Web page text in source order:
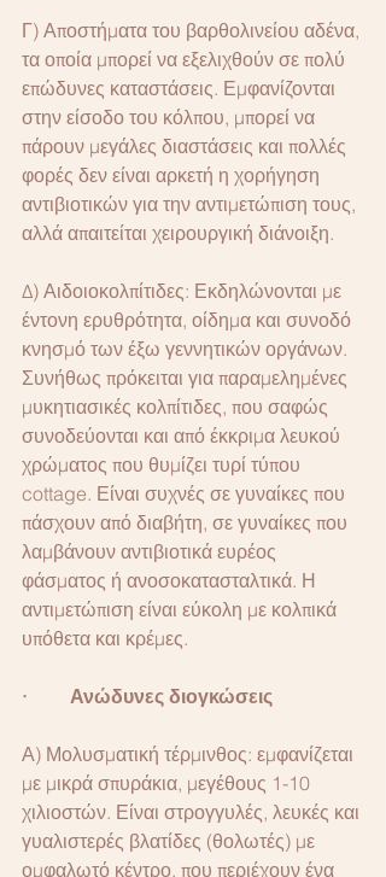
Γ) Αποστήματα του βαρθολινείου αδένα,
τα οποία μπορεί να εξελιχθούν σε πολύ
επώδυνες καταστάσεις. Εμφανίζονται
στην είσοδο του κόλπου, μπορεί να
πάρουν μεγάλες διαστάσεις και πολλές
φορές δεν είναι αρκετή η χορήγηση
αντιβιοτικών για την αντιμετώπιση τους,
αλλά απαιτείται χειρουργική διάνοιξη.
Δ) Αιδοιοκολπίτιδες: Εκδηλώνονται με
έντονη ερυθρότητα, οίδημα και συνοδό
κνησμό των έξω γεννητικών οργάνων.
Συνήθως πρόκειται για παραμελημένες
μυκητιασικές κολπίτιδες, που σαφώς
συνοδεύονται και από έκκριμα λευκού
χρώματος που θυμίζει τυρί τύπου
cottage. Είναι συχνές σε γυναίκες που
πάσχουν από διαβήτη, σε γυναίκες που
λαμβάνουν αντιβιοτικά ευρέος
φάσματος ή ανοσοκατασταλτικά. Η
αντιμετώπιση είναι εύκολη με κολπικά
υπόθετα και κρέμες.
·         Ανώδυνες διογκώσεις
Α) Μολυσματική τέρμινθος: εμφανίζεται
με μικρά σπυράκια, μεγέθους 1-10
χιλιοστών. Είναι στρογγυλές, λευκές και
γυαλιστερές βλατίδες (θολωτές) με
ομφαλωτό κέντρο, που περιέχουν ένα